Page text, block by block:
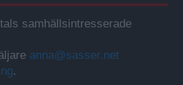
samhällsintresserade
anna@sasser.net
.